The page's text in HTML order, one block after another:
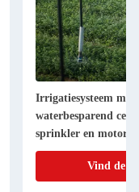
Irrigatiesysteem
waterbesparend
sprinkler en motor
Vind de